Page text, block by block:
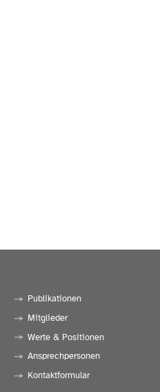
Publikationen
Mitglieder
Werte & Positionen
Ansprechpersonen
Kontaktformular